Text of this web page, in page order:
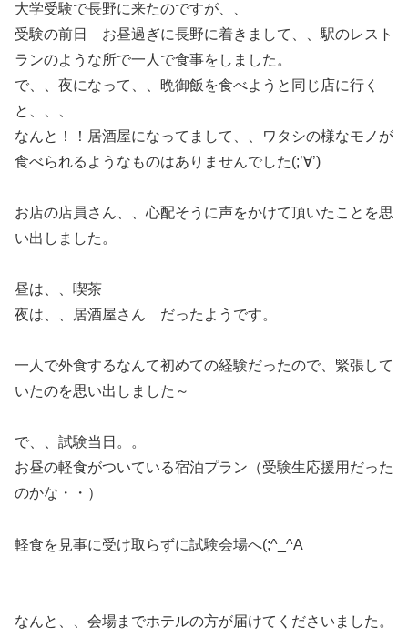
大学受験で長野に来たのですが、、
受験の前日 お昼過ぎに長野に着きまして、、駅のレスト
ランのような所で一人で食事をしました。
で、、夜になって、、晩御飯を食べようと同じ店に行く
と、、、
なんと！！居酒屋になってまして、、ワタシの様なモノが
食べられるようなものはありませんでした(;’∀’)
お店の店員さん、、心配そうに声をかけて頂いたことを思
い出しました。
昼は、、喫茶
夜は、、居酒屋さん だったようです。
一人で外食するなんて初めての経験だったので、緊張して
いたのを思い出しました～
で、、試験当日。。
お昼の軽食がついている宿泊プラン（受験生応援用だった
のかな・・）
軽食を見事に受け取らずに試験会場へ(;^_^A
なんと、、会場までホテルの方が届けてくださいました。